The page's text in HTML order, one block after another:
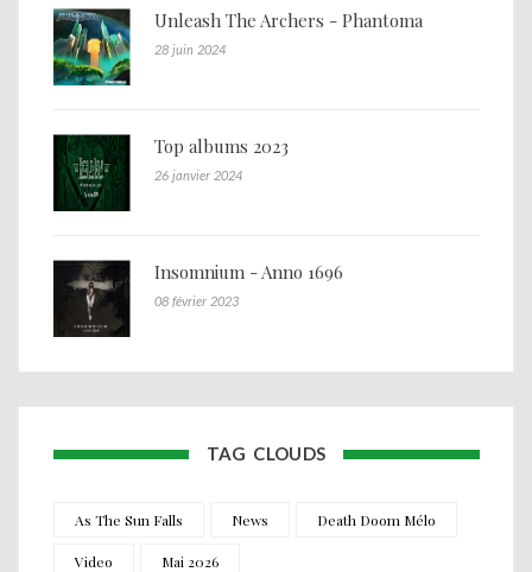
Unleash The Archers - Phantoma
28 juin 2024
Top albums 2023
26 janvier 2024
Insomnium - Anno 1696
08 février 2023
TAG CLOUDS
As The Sun Falls News Death Doom Mélo
Video Mai 2026